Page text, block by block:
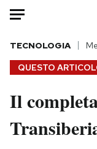
HOME
Italia
Politica
QUESTO
TECNOLOGIA
Il